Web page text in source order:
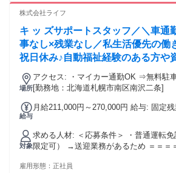
株式会社ライフ
キ ッ ズサポートスタッフ／＼車通
事なし×残業なし／私生活優先の働
祝日休み♪自動福祉経験のある方や
料UP♪もちろん未経験も大歓迎◎
場所
アクセス: ・マイカー通勤
[勤務地：北海道札幌市南区南沢二条]
給与
月給211,000円～270,000円 給与: 固定残業代あり：月給
￥16,000（10時間相当分）を含む。10
追加で支給する。 ———経験・資格をお持ちの方は月給UP
——— * 児童福祉の実務経験が5年以上ある方（月給221,000
円～） * 児童発達支援管理責任者の資格
対象
求める人材: ​＜応募条件＞ ・普通運転免許をお持ちの方（AT
限定可） →送迎業務があるため ＝＝＝＝＝＝＝＝＝＝＝＝＝
福祉施設での実務経験5年以上ある方 *
雇用形態： 正社員